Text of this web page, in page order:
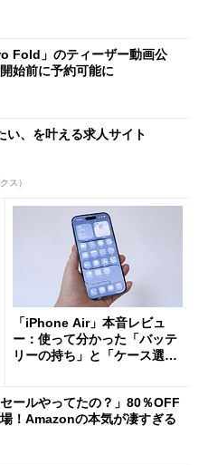
Fold」のティーザー動画公
始前に予約可能に
い、を叶える求人サイト
ス）
「iPhone Air」本音レビュ
ー：使って分かった「バッテ
リーの持ち」と「ケース選
セールやってたの？」80％OFF
！Amazonの本気が凄すぎる